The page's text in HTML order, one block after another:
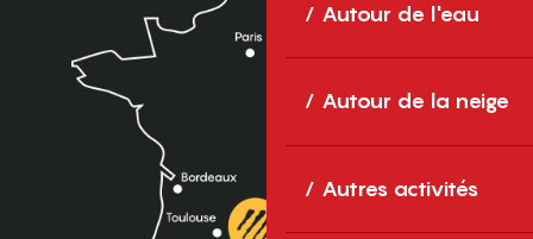
Autour de l'eau
Autour de la neige
Autres activités